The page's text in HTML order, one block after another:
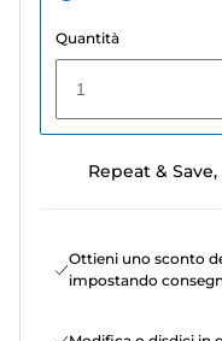
Quantità
1
Repeat &
Ottieni uno sconto
impostando